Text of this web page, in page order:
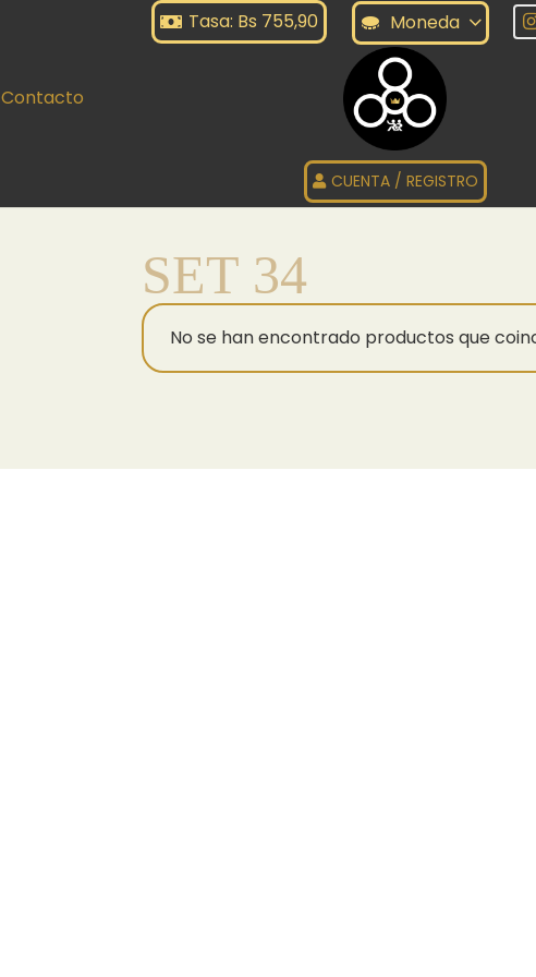
Tasa: Bs 755,90 Moneda
Contacto
CUENTA / REGISTRO
SET 34
No se han encontrado productos que